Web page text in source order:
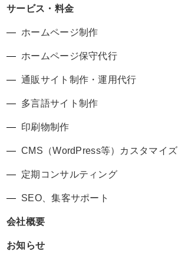
サービス・料金
ホームページ制作
ホームページ保守代行
通販サイト制作・運用代行
多言語サイト制作
印刷物制作
CMS（WordPress等）カスタマイズ
定期コンサルティング
SEO、集客サポート
会社概要
お知らせ